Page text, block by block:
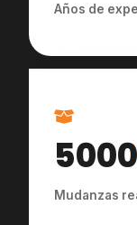
Años de
5000
Mudanzas